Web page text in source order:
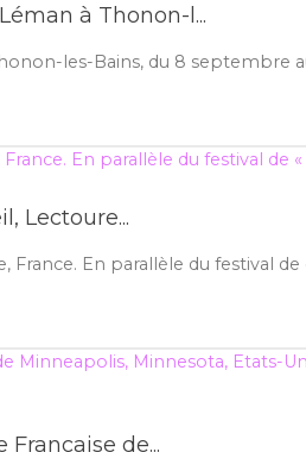
à Thonon-l...
les-Bains, du 8 septembre
Lectoure...
France. En parallèle du festival de
Française de...